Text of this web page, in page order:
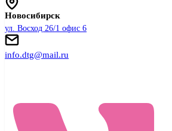
Новосибирск
ул. Восход 26/1 офис 6
info.dtg@mail.ru